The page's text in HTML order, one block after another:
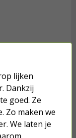
liter
lijken
Dankzij
goed. Ze
Zo maken we
We laten je